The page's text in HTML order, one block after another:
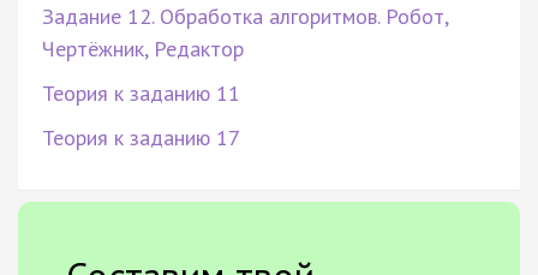
Задание 12. Обработка алгоритмов. Робот,
Чертёжник, Редактор
Теория к заданию 11
Теория к заданию 17